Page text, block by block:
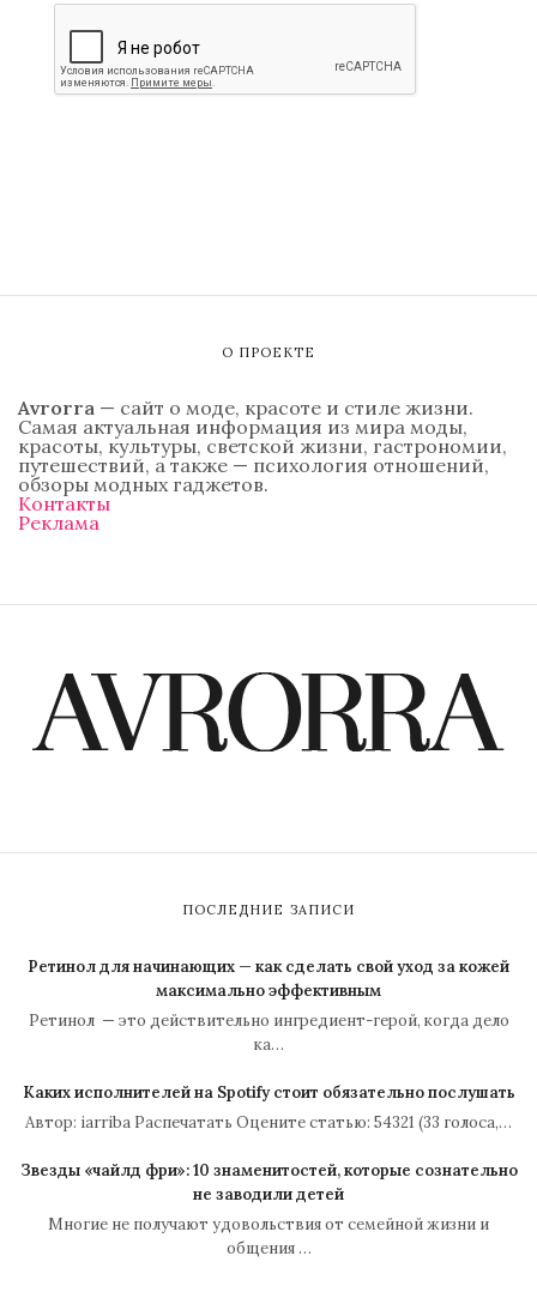
О ПРОЕКТЕ
Avrorra — сайт о моде, красоте и стиле жизни.
Самая актуальная информация из мира моды,
красоты, культуры, светской жизни, гастрономии,
путешествий, а также — психология отношений,
обзоры модных гаджетов.
Контакты
Реклама
ПОСЛЕДНИЕ ЗАПИСИ
Ретинол для начинающих — как сделать свой уход за кожей
максимально эффективным
Ретинол — это действительно ингредиент-герой, когда дело
ка…
Каких исполнителей на Spotify стоит обязательно послушать
Автор: iarriba Распечатать Оцените статью: 54321 (33 голоса,…
Звезды «чайлд фри»: 10 знаменитостей, которые сознательно
не заводили детей
Многие не получают удовольствия от семейной жизни и
общения …